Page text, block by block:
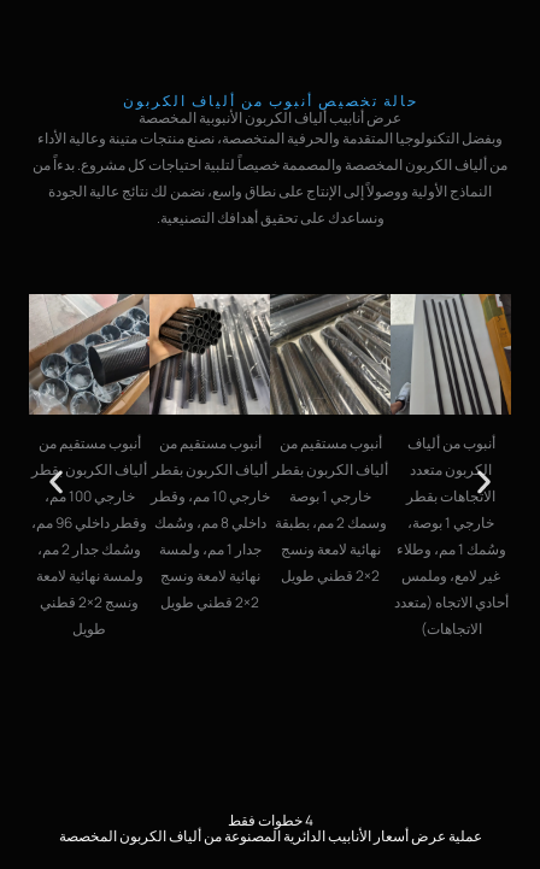
حالة تخصيص أنبوب من ألياف الكربون
عرض أنابيب ألياف الكربون الأنبوبية المخصصة
وبفضل التكنولوجيا المتقدمة والحرفية المتخصصة، نصنع منتجات متينة وعالية الأداء
من ألياف الكربون المخصصة والمصممة خصيصاً لتلبية احتياجات كل مشروع. بدءاً من
النماذج الأولية ووصولاً إلى الإنتاج على نطاق واسع، نضمن لك نتائج عالية الجودة
ونساعدك على تحقيق أهدافك التصنيعية.
أنبوب مستقيم من
ألياف الكربون بقطر
خارجي 100 مم،
وقطر داخلي 96 مم،
وسُمك جدار 2 مم،
ولمسة نهائية لامعة
ونسج 2×2 قطني
طويل
أنبوب مستقيم من
ألياف الكربون بقطر
خارجي 10 مم، وقطر
داخلي 8 مم، وسُمك
جدار 1 مم، ولمسة
نهائية لامعة ونسج
2×2 قطني طويل
أنبوب مستقيم من
ألياف الكربون بقطر
خارجي 1 بوصة
وسمك 2 مم، بطبقة
نهائية لامعة ونسج
2×2 قطني طويل
أنبوب من ألياف
الكربون متعدد
الاتجاهات بقطر
خارجي 1 بوصة،
وسُمك 1 مم، وطلاء
غير لامع، وملمس
أحادي الاتجاه (متعدد
الاتجاهات)
4 خطوات فقط
عملية عرض أسعار الأنابيب الدائرية المصنوعة من ألياف الكربون المخصصة